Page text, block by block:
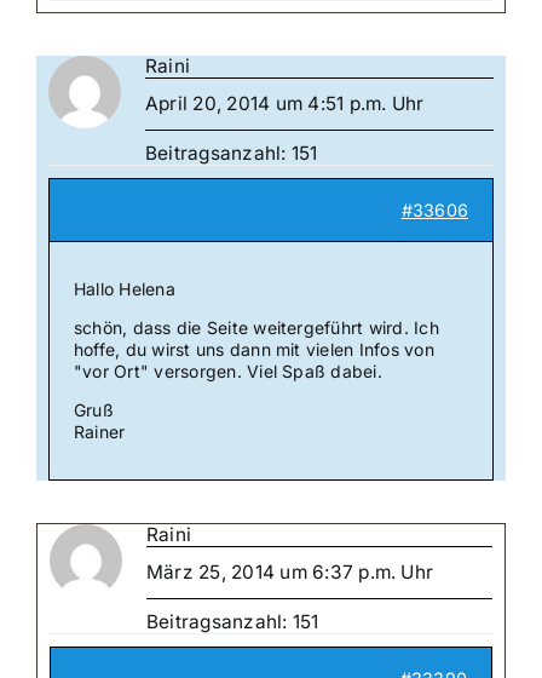
Raini
April 20, 2014 um 4:51 p.m. Uhr
Beitragsanzahl: 151
#33606
Hallo Helena
schön, dass die Seite weitergeführt wird. Ich
hoffe, du wirst uns dann mit vielen Infos von
"vor Ort" versorgen. Viel Spaß dabei.
Gruß
Rainer
Raini
März 25, 2014 um 6:37 p.m. Uhr
Beitragsanzahl: 151